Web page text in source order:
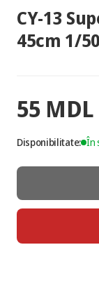
CY-13
45cm 1/50
55 MDL
Disponibilitate: În